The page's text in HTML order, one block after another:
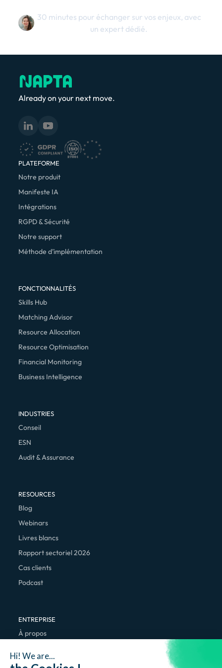
Hi! We are...
30 minutes pour échanger sur vos enjeux, avec
un expert dédié.
Already on your next move.
PLATEFORME
Notre produit
Manifeste IA
Intégrations
RGPD & Sécurité
Notre support
Méthode d’implémentation
FONCTIONNALITÉS
Skills Hub
Matching Advisor
Resource Allocation
Resource Optimisation
Financial Monitoring
Business Intelligence
INDUSTRIES
Conseil
ESN
Audit & Assurance
RESOURCES
Blog
Webinars
Livres blancs
Rapport sectoriel 2026
Cas clients
Podcast
ENTREPRISE
À propos
Contact